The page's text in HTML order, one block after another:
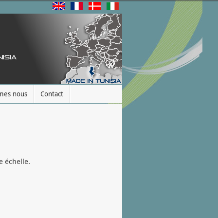
nous Contact
échelle.